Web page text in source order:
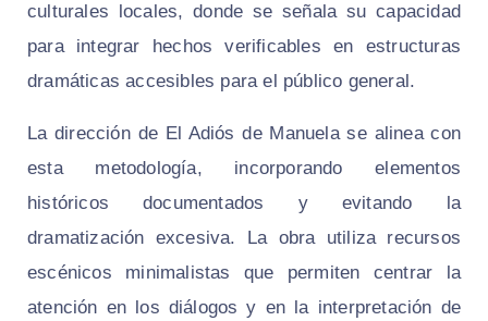
culturales locales, donde se señala su capacidad
para integrar hechos verificables en estructuras
dramáticas accesibles para el público general.
La dirección de El Adiós de Manuela se alinea con
esta metodología, incorporando elementos
históricos documentados y evitando la
dramatización excesiva. La obra utiliza recursos
escénicos minimalistas que permiten centrar la
atención en los diálogos y en la interpretación de